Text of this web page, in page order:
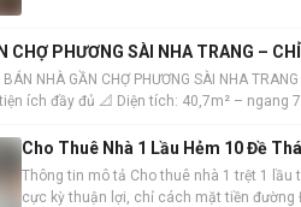
CHỢ PHƯƠNG SÀI NHA TRANG –
NHÀ GẦN CHỢ PHƯƠNG SÀI NHA
ích đầy đủ 📐 Diện tích: 40,7m² – ngang
Cho Thuê Nhà 1 Lầu Hẻm 10 Đề
Thông tin mô tả Cho thuê nhà 1 trệt 1
cực kỳ thuận lợi, chỉ cách mặt tiền đường